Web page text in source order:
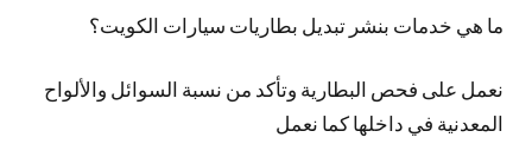
ما هي خدمات بنشر تبديل بطاريات سيارات الكويت؟
نعمل على فحص البطارية وتأكد من نسبة السوائل والألواح
المعدنية في داخلها كما نعمل